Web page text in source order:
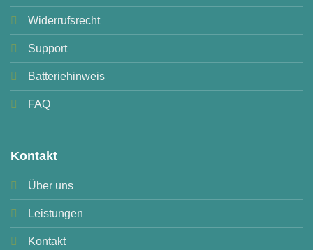
Widerrufsrecht
Support
Batteriehinweis
FAQ
Kontakt
Über uns
Leistungen
Kontakt